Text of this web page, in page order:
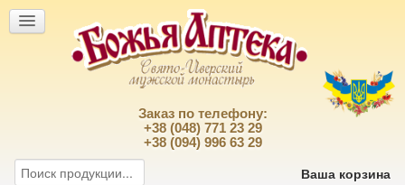
Заказ по телефону:
+38 (048) 771 23 29
+38 (094) 996 63 29
Ваша корзина